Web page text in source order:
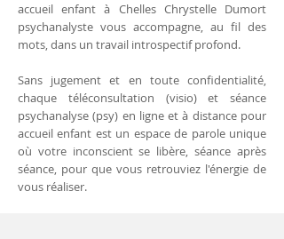
accueil enfant à Chelles Chrystelle Dumort
psychanalyste vous accompagne, au fil des
mots, dans un travail introspectif profond.
Sans jugement et en toute confidentialité,
chaque téléconsultation (visio) et séance
psychanalyse (psy) en ligne et à distance pour
accueil enfant est un espace de parole unique
où votre inconscient se libère, séance après
séance, pour que vous retrouviez l'énergie de
vous réaliser.